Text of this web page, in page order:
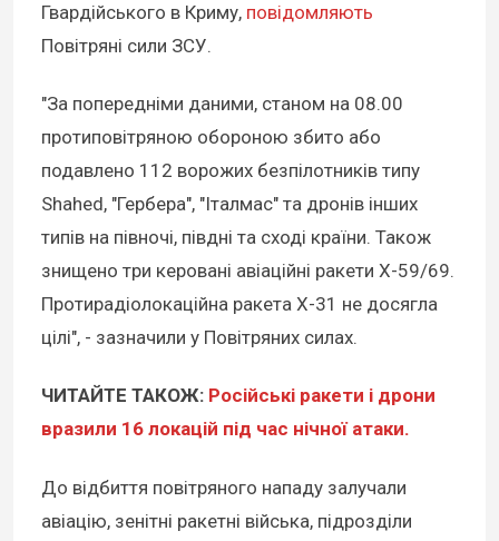
Гвардійського в Криму, повідомляють
Повітряні сили ЗСУ.
"За попередніми даними, станом на 08.00
протиповітряною обороною збито або
подавлено 112 ворожих безпілотників типу
Shahed, "Гербера", "Італмас" та дронів інших
типів на півночі, півдні та сході країни. Також
знищено три керовані авіаційні ракети Х-59/69.
Протирадіолокаційна ракета Х-31 не досягла
цілі", - зазначили у Повітряних силах.
ЧИТАЙТЕ ТАКОЖ: Російські ракети і дрони
вразили 16 локацій під час нічної атаки.
До відбиття повітряного нападу залучали
авіацію, зенітні ракетні війська, підрозділи